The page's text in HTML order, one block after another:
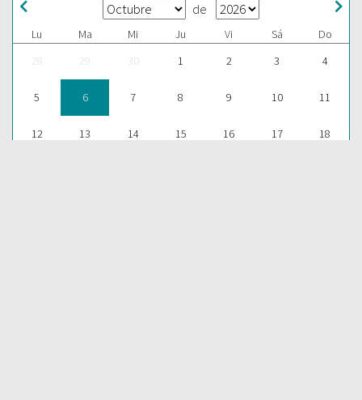
de
Lu Ma Mi Ju Vi Sá
Do
28
29 30 1 2 3 4
5 6 7 8 9 10 11
12 13 14 15 16 17 18